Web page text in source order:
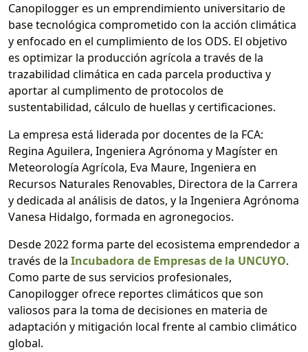
Canopilogger es un emprendimiento universitario de
base tecnológica comprometido con la acción climática
y enfocado en el cumplimiento de los ODS. El objetivo
es optimizar la producción agrícola a través de la
trazabilidad climática en cada parcela productiva y
aportar al cumplimento de protocolos de
sustentabilidad, cálculo de huellas y certificaciones.
La empresa está liderada por docentes de la FCA:
Regina Aguilera, Ingeniera Agrónoma y Magíster en
Meteorología Agrícola, Eva Maure, Ingeniera en
Recursos Naturales Renovables, Directora de la Carrera
y dedicada al análisis de datos, y la Ingeniera Agrónoma
Vanesa Hidalgo, formada en agronegocios.
Desde 2022 forma parte del ecosistema emprendedor a
través de la Incubadora de Empresas de la UNCUYO.
Como parte de sus servicios profesionales,
Canopilogger ofrece reportes climáticos que son
valiosos para la toma de decisiones en materia de
adaptación y mitigación local frente al cambio climático
global.